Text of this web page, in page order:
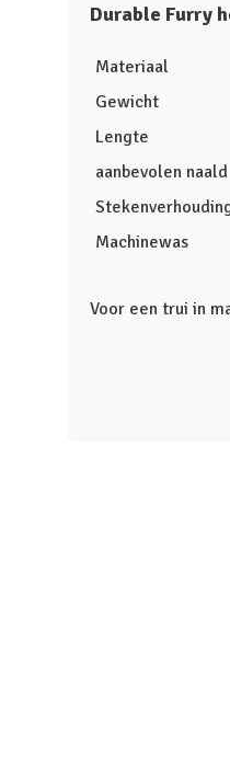
Durable Furry
Materiaal
Gewicht
Lengte
aanbevolen naald
Machinewas
Voor een trui in